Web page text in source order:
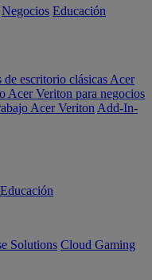
Negocios Educación
de escritorio clásicas Acer
Acer Veriton para negocios
Acer Veriton Add-In-
Educación
Solutions Cloud Gaming